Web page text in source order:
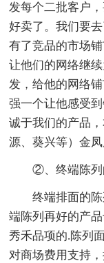
发每个二批客户
好卖了。我们要
有了竞品的市场
让他们的网络继
发，给他的网络
强一个让他感受
诚于我们的产品
源、葵兴等）金凤
②、终端陈列
终端排面的
端陈列再好的产
秀禾品项的.陈列
对商场费用支持